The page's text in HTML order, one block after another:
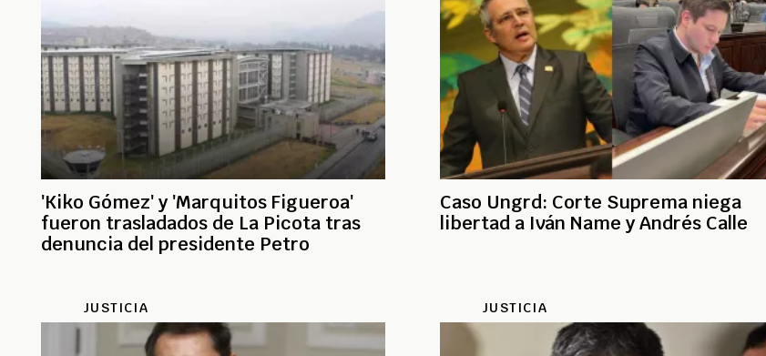
'Kiko Gómez' y 'Marquitos Figueroa'
fueron trasladados de La Picota tras
denuncia del presidente Petro
Caso Ungrd: Corte Suprema niega
libertad a Iván Name y Andrés Calle
JUSTICIA JUSTICIA